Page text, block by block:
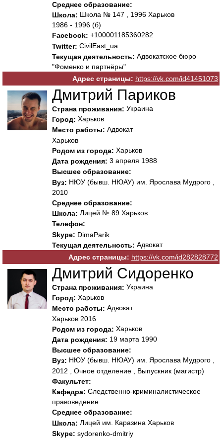
Среднее образование:
Школа: Школа № 147 , 1996 Харьков
1986 - 1996 (б)
Facebook: +100001185360282
Twitter: CivilEast_ua
Текущая деятельность: Адвокатское бюро
"Фоменко и партнёры"
Адрес страницы: https://vk.com/id41451073
Дмитрий Париков
Страна проживания: Украина
Город: Харьков
Место работы: Адвокат
Харьков
Родом из города: Харьков
Дата рождения: 3 апреля 1988
Высшее образование:
Вуз: НЮУ (бывш. НЮАУ) им. Ярослава Мудрого ,
2010
Среднее образование:
Школа: Лицей № 89 Харьков
Телефон:
Skype: DimaParik
Текущая деятельность: Адвокат
Адрес страницы: https://vk.com/id282828772
Дмитрий Сидоренко
Страна проживания: Украина
Город: Харьков
Место работы: Адвокат
Харьков 2016
Родом из города: Харьков
Дата рождения: 19 марта 1990
Высшее образование:
Вуз: НЮУ (бывш. НЮАУ) им. Ярослава Мудрого ,
2012 , Очное отделение , Выпускник (магистр)
Факультет:
Кафедра: Следственно-криминалистическое
правоведение
Среднее образование:
Школа: Лицей им. Каразина Харьков
Skype: sydorenko-dmitriy